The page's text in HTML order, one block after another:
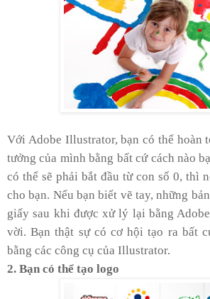
Với Adobe Illustrator, bạn có thể hoàn
tưởng của mình bằng bất cứ cách nào
có thể sẽ phải bắt đầu từ con số 0, thì
cho bạn. Nếu bạn biết vẽ tay, những
giấy sau khi được xử lý lại bằng
vời. Bạn thật sự có cơ hội tạo ra bất
bằng các công cụ của Illustrator.
2. Bạn có thể tạo logo